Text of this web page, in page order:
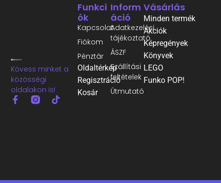
Kövess minket a
közösségi
oldalakon is!
Inform
Áció
Adatkezelési
tájékoztató
ÁSZF
Szállítási
feltételek
Útmutató
Funkci
Ók
Kapcsolat
Fiókom
Pénztár
Oldaltérkép
Regisztráció
Kosár
Vásárlás
Minden termék
Akciók
Képregények
Könyvek
LEGO
Funko POP!